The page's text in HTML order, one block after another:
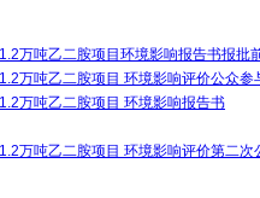
万吨乙二胺项目环境影响报告书报批
万吨乙二胺项目 环境影响评价公众参
万吨乙二胺项目 环境影响报告书
万吨乙二胺项目 环境影响评价第二次